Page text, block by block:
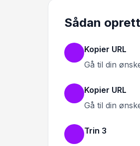
Sådan
Kopier URL
Gå til din
Kopier URL
Gå til din
Trin 3